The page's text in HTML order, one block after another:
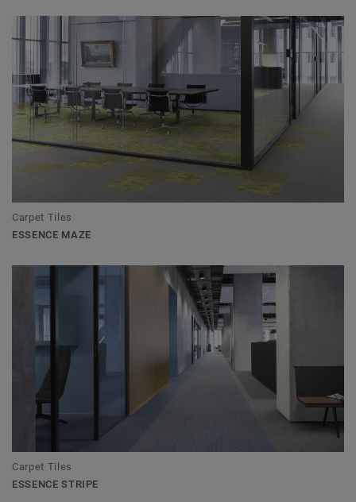
Carpet Tiles
ESSENCE MAZE
Carpet Tiles
ESSENCE STRIPE